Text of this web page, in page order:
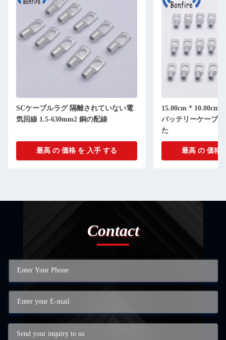
SCケーブルラグ 隔離されていない電
気回線 1.5-630mm2 銅の配線
最高 の 価格 を 入手 する
15.00cm * 10.00cm
バッテリーケーブ
た
最高 の 価格
Contact